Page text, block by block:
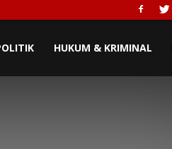
HUKUM & KRIMINAL